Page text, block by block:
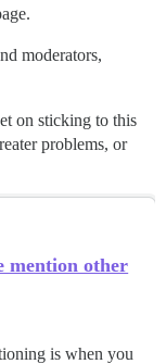
moderators,
on sticking to this
problems, or
mention other
is when you